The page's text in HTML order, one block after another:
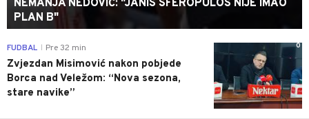
NEMANJA NEDOVIĆ: "JANIS SFEROPULOS NIJE IMAO
PLAN B"
0
FUDBAL Pre 32 min
Zvjezdan Misimović nakon pobjede
Borca nad Veležom: “Nova sezona,
stare navike”